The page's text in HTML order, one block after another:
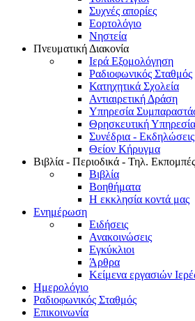
Συχνές απορίες
Εορτολόγιο
Νηστεία
Πνευματική Διακονία
Ιερά Εξομολόγηση
Ραδιοφωνικός Σταθμός
Κατηχητικά Σχολεία
Αντιαιρετική Δράση
Υπηρεσία
Θρησκευτική
Συνέδρια - Εκδηλώσεις
Θείον Κήρυγμα
Βιβλία - Περιοδικά - Τηλ. Εκπομπές
Βιβλία
Βοηθήματα
Η εκκλησία κοντά μας
Ενημέρωση
Ειδήσεις
Ανακοινώσεις
Εγκύκλιοι
Άρθρα
Κείμενα εργασιών
Ημερολόγιο
Ραδιοφωνικός Σταθμός
Επικοινωνία